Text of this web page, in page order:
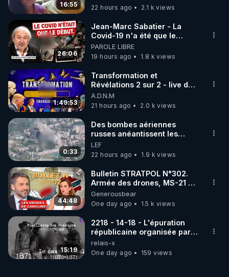
code : REGENERE10
▶ 30 jours gratuit sur l’application de méditation et
de bien-être ENVOL :
Rendez-vous sur https://www.envol.app/code
le code : REGENERE
16:55
22 hours ago
2.1 k views
26:06
Jean-Marc Sabatier - La
Covid-19 n'a été que le
début - L'ARNm & l'ARNm-aa
jusqu où auront-t-il ?
PAROLE LIBRE
19 hours ago
1.8 k views
1:49:53
Transformation et
Révélations 2 sur 2 - live du
07/08/26
A.D.N.M
21 hours ago
2.0 k views
0:33
Des bombes aériennes
russes anéantissent les
centres de contrôle de
drones de 3 brigades
ukrainienne
LEF
22 hours ago
1.9 k views
44:48
Bulletin STRATPOL N°302.
Armée des drones, MS-21 en
série, missiles coréens.
07.08.2026.
Generousbear
One day ago
1.5 k views
15:19
2218 - 14-18 - L'épuration
républicaine organisée par
les frères de la truelle
relais-x
One day ago
159 views